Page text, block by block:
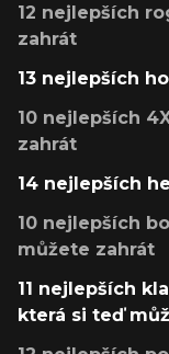
12 nejlepších
zahrát
13 nejlepších
10 nejlepších
zahrát
14 nejlepších
10 nejlepších
můžete zahrát
11 nejlepších
která si teď